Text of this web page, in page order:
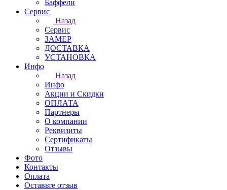
Баффели
Сервис
Назад
Сервис
ЗАМЕР
ДОСТАВКА
УСТАНОВКА
Инфо
Назад
Инфо
Акции и Скидки
ОПЛАТА
Партнеры
О компании
Реквизиты
Сертификаты
Отзывы
Фото
Контакты
Оплата
Оставьте отзыв